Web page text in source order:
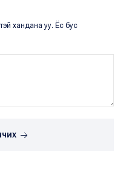
хандана уу. Ёс бус